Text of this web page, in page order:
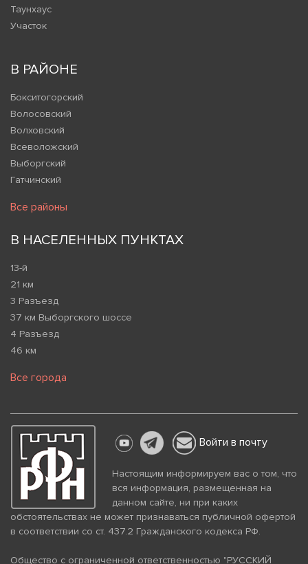
Таунхаус
Участок
В РАЙОНЕ
Бокситогорский
Волосовский
Волховский
Всеволожский
Выборгский
Гатчинский
Все районы
В НАСЕЛЕННЫХ ПУНКТАХ
13-й
21 км
3 Разъезд
37 км Выборгского шоссе
4 Разъезд
46 км
Все города
Войти в почту
Настоящим информируем вас о том, что
вся информация, размещенная на
данном сайте, ни при каких
обстоятельствах не может признаваться публичной офертой
в соответствии со ст. 437.2 Гражданского кодекса РФ.
Общество с ограниченной ответственностью "РУССКИЙ